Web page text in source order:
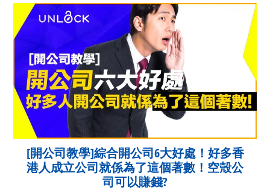
[開公司教學]綜合開公司6大好處！好多香
港人成立公司就係為了這個著數！空殼公
司可以賺錢?